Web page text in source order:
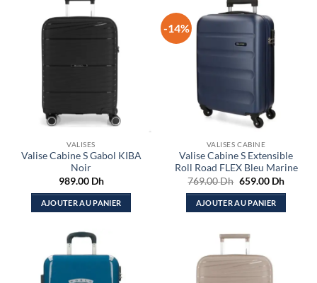
VALISES
Valise Cabine S Gabol KIBA
Noir
989.00 Dh
AJOUTER AU PANIER
-14%
VALISES CABINE
Valise Cabine S Extensible
Roll Road FLEX Bleu Marine
769.00Dh Le
initial
était :
659.00 DhLe
actuel
AJOUTER AU PANIER